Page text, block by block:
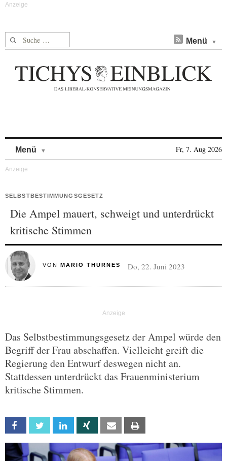
Suche nach: Menü
Menü Fr, 7. Aug 2026
SELBSTBESTIMMUNGSGESETZ
Die Ampel mauert, schweigt und unterdrückt
kritische Stimmen
VON MARIO THURNES Do, 22. Juni 2023
Das Selbstbestimmungsgesetz der Ampel würde den
Begriff der Frau abschaffen. Vielleicht greift die
Regierung den Entwurf deswegen nicht an.
Stattdessen unterdrückt das Frauenministerium
kritische Stimmen.
Facebook Twitter Linkedin Xing Email